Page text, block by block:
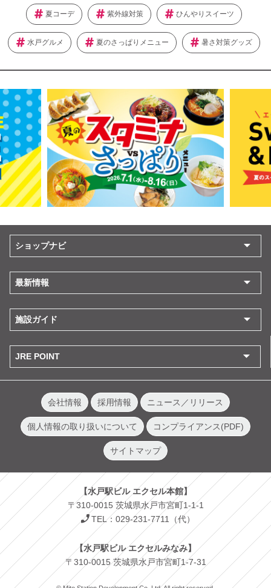
夏コーデ 紫外線対策 ひんやりスイーツ
水戸グルメ 夏のさっぱりメニュー 暑さ対策グッズ
ショップナビ
最新情報
施設ガイド
JRE POINT
会社情報 採用情報 ニュース／リリース
個人情報の取り扱いについて コンプライアンス(PDF)
サイトマップ
【水戸駅ビル エクセル本館】
〒310-0015 茨城県水戸市宮町1-1-1
TEL：029-231-7711（代）
【水戸駅ビル エクセルみなみ】
〒310-0015 茨城県水戸市宮町1-7-31